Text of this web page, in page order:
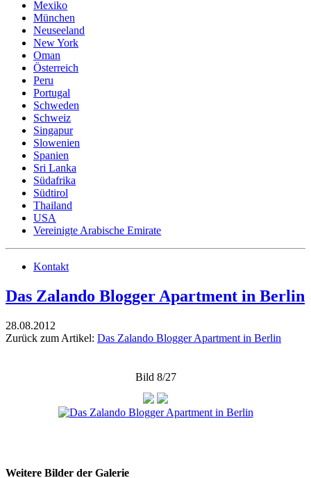
Mexiko
München
Neuseeland
New York
Oman
Österreich
Peru
Portugal
Schweden
Schweiz
Singapur
Slowenien
Spanien
Sri Lanka
Südafrika
Südtirol
Thailand
USA
Vereinigte Arabische Emirate
Kontakt
Das Zalando Blogger Apartment in Berlin
28.08.2012
Zurück zum Artikel: Das Zalando Blogger Apartment in Berlin
Bild 8/27
Weitere Bilder der Galerie